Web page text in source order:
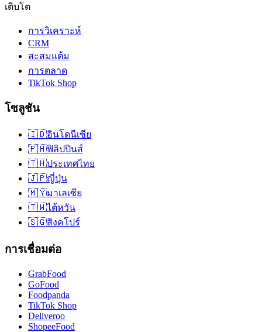
เติบโต
การวิเคราะห์
CRM
สะสมแต้ม
การตลาด
TikTok Shop
โซลูชัน
🇮🇩อินโดนีเซีย
🇵🇭ฟิลิปปินส์
🇹🇭ประเทศไทย
🇯🇵ญี่ปุ่น
🇲🇾มาเลเซีย
🇹🇼ไต้หวัน
🇸🇬สิงคโปร์
การเชื่อมต่อ
GrabFood
GoFood
Foodpanda
TikTok Shop
Deliveroo
ShopeeFood